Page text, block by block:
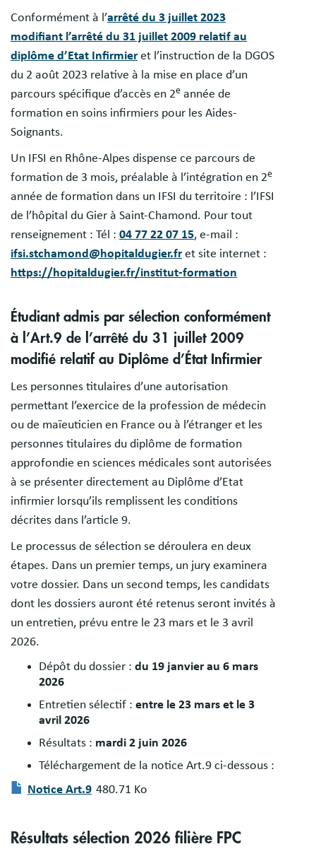
Conformément à l’arrêté du 3 juillet 2023
modifiant l’arrêté du 31 juillet 2009 relatif au
diplôme d’Etat Infirmieret l’instruction de la DGOS
du 2 août 2023 relative à la mise en place d’un
parcours spécifique d’accès en 2e année de
formation en soins infirmiers pour les Aides-
Soignants.
Un IFSI en Rhône-Alpes dispense ce parcours de
formation de 3 mois, préalable à l’intégration en 2e
année de formation dans un IFSI du territoire : l’IFSI
de l’hôpital du Gier à Saint-Chamond. Pour tout
renseignement : Tél : 04 77 22 07 15, e-mail :
ifsi.stchamond@hopitaldugier.fret site internet :
https://hopitaldugier.fr/institut-formation
Étudiant admis par sélection conformément
à l’Art.9 de l’arrêté du 31 juillet 2009
modifié relatif au Diplôme d’État Infirmier
Les personnes titulaires d’une autorisation
permettant l’exercice de la profession de médecin
ou de maïeuticien en France ou à l’étranger et les
personnes titulaires du diplôme de formation
approfondie en sciences médicales sont autorisées
à se présenter directement au Diplôme d’Etat
infirmier lorsqu’ils remplissent les conditions
décrites dans l’article 9.
Le processus de sélection se déroulera en deux
étapes. Dans un premier temps, un jury examinera
votre dossier. Dans un second temps, les candidats
dont les dossiers auront été retenus seront invités à
un entretien, prévu entre le 23 mars et le 3 avril
2026.
Dépôt du dossier : du 19 janvier au 6 mars
2026
Entretien sélectif : entre le 23 mars et le 3
avril 2026
Résultats : mardi 2 juin 2026
Téléchargement de la notice Art.9 ci-dessous :
Document
Notice Art.9 480.71 Ko
Résultats sélection 2026 filière FPC